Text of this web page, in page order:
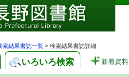
索結果書誌一覧 > 検索結果書誌詳細
いろいろ検索 新着資料